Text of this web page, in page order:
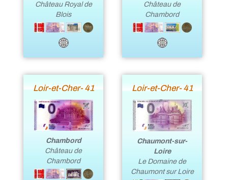
Château Royal de
Blois
Château de
Chambord
Loir-et-Cher- 41
Chambord
Château de
Chambord
Loir-et-Cher- 41
Chaumont-sur-
Loire
Le Domaine de
Chaumont sur Loire